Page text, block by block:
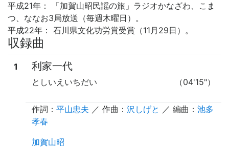
平成21年： 「加賀山昭民謡の旅」ラジオかなざわ、こま
つ、ななお3局放送（毎週木曜日）。
平成22年： 石川県文化功労賞受賞（11月29日）。
収録曲
1 利家一代
（04'15"）
としいえいちだい
作詞： 平山忠夫 ／ 作曲： 沢しげと ／ 編曲： 池多
孝春
加賀山昭